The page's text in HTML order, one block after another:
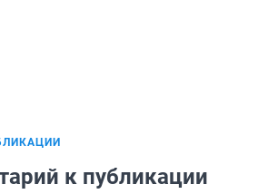
к публикации